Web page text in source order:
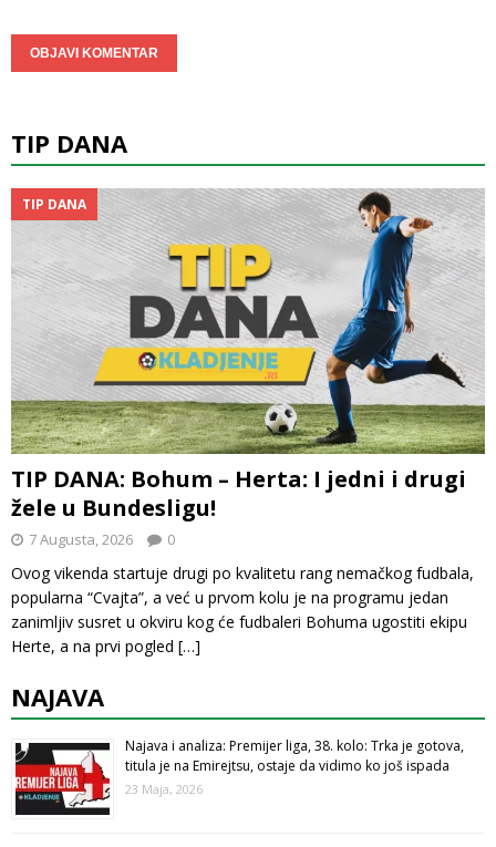
TIP DANA
TIP DANA
TIP DANA: Bohum – Herta: I jedni i drugi
žele u Bundesligu!
7 Augusta, 2026 0
Ovog vikenda startuje drugi po kvalitetu rang nemačkog fudbala,
popularna “Cvajta”, a već u prvom kolu je na programu jedan
zanimljiv susret u okviru kog će fudbaleri Bohuma ugostiti ekipu
Herte, a na prvi pogled […]
NAJAVA
Najava i analiza: Premijer liga, 38. kolo: Trka je gotova,
titula je na Emirejtsu, ostaje da vidimo ko još ispada
23 Maja, 2026